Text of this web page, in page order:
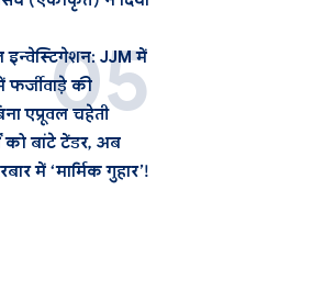
JJM में
फर्जीवाड़े की
एप्रूवल चहेती
को बांटे टेंडर, अब
में ‘मार्मिक गुहार’!